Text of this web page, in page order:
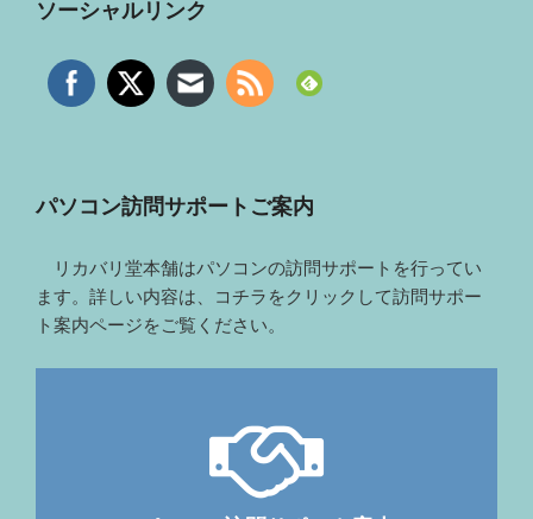
ソーシャルリンク
パソコン訪問サポートご案内
リカバリ堂本舗はパソコンの訪問サポートを行ってい
ます。詳しい内容は、コチラをクリックして訪問サポー
ト案内ページをご覧ください。